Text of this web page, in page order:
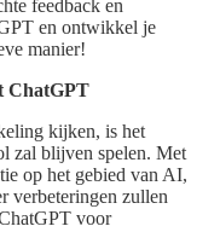
feedback en
en ontwikkel je
manier!
ChatGPT
kijken, is het
zal blijven spelen. Met
op het gebied van AI,
verbeteringen zullen
voor